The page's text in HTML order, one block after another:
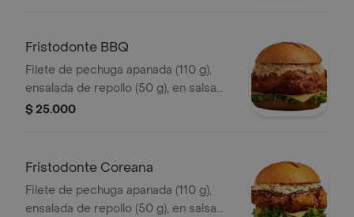
Fristodonte BBQ
Filete de pechuga apanada (110 g),
ensalada de repollo (50 g), en salsa
BBQ.
$ 25.000
Fristodonte Coreana
Filete de pechuga apanada (110 g),
ensalada de repollo (50 g), en salsa